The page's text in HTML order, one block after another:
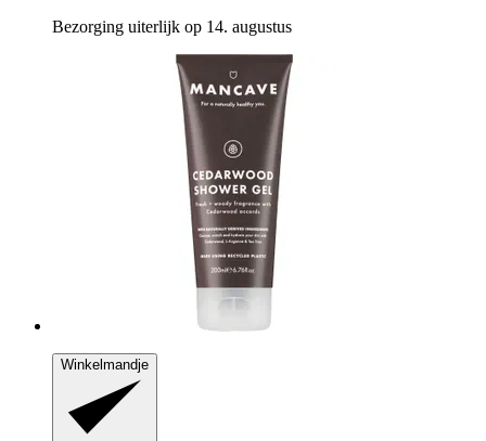
Bezorging uiterlijk op 14. augustus
Winkelmandje